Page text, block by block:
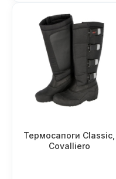
Термосапоги Classic,
Covalliero